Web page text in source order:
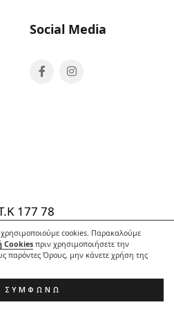
cookies. Παρακαλούμε
Cookies πριν χρησιμοποιήσετε την
παρόντες Όρους, μην κάνετε χρήση της
ΣΥΜΦΩΝΏ
Social Media
177 78
17, Ταύρος. T.K 177 78